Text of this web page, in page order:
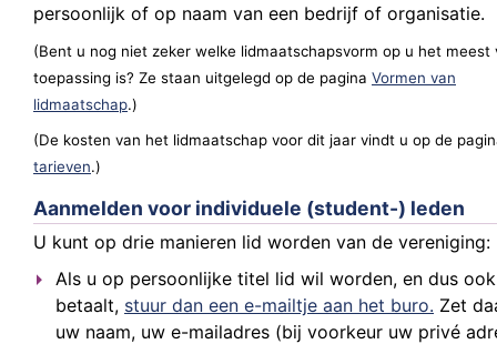
persoonlijk of op naam van een bedrijf of organisatie.
(Bent u nog niet zeker welke lidmaatschapsvorm op u het meest
toepassing is? Ze staan uitgelegd op de pagina Vormen van
lidmaatschap.)
(De kosten van het lidmaatschap voor dit jaar vindt u op de
tarieven.)
Aanmelden voor individuele (student-) leden
U kunt op drie manieren lid worden van de vereniging:
Als u op persoonlijke titel lid wil worden, en dus
betaalt, stuur dan een e-mailtje aan het buro. Zet
uw naam, uw e-mailadres (bij voorkeur uw privé